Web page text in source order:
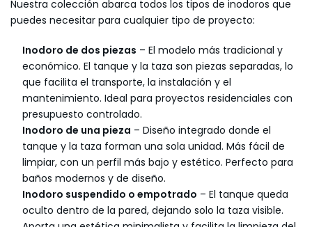
Nuestra colección abarca todos los tipos de inodoros que
puedes necesitar para cualquier tipo de proyecto:
Inodoro de dos piezas – El modelo más tradicional y
económico. El tanque y la taza son piezas separadas, lo
que facilita el transporte, la instalación y el
mantenimiento. Ideal para proyectos residenciales con
presupuesto controlado.
Inodoro de una pieza – Diseño integrado donde el
tanque y la taza forman una sola unidad. Más fácil de
limpiar, con un perfil más bajo y estético. Perfecto para
baños modernos y de diseño.
Inodoro suspendido o empotrado – El tanque queda
oculto dentro de la pared, dejando solo la taza visible.